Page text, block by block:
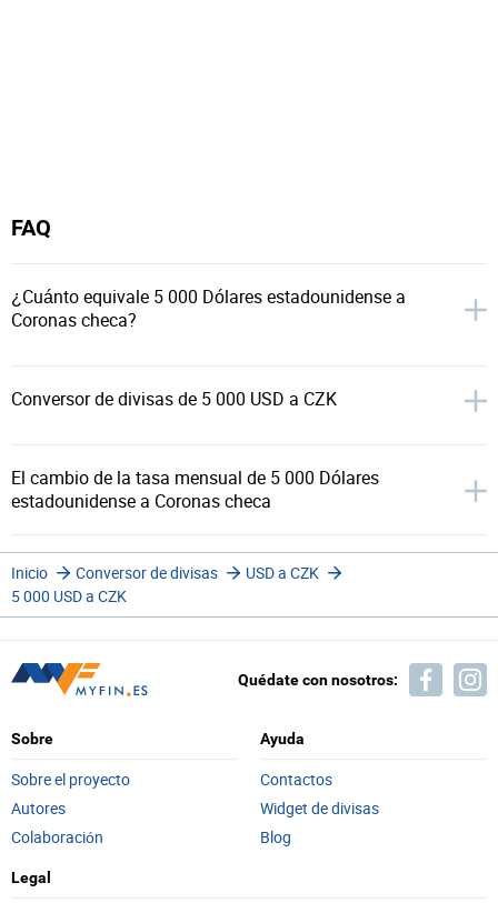
FAQ
¿Cuánto equivale 5 000 Dólares estadounidense a
Coronas checa?
Conversor de divisas de 5 000 USD a CZK
El cambio de la tasa mensual de 5 000 Dólares
estadounidense a Coronas checa
Inicio Conversor de divisas
USD a CZK
5 000 USD a CZK
Quédate con nosotros:
Sobre
Sobre el proyecto
Autores
Colaboración
Ayuda
Contactos
Widget de divisas
Blog
Legal